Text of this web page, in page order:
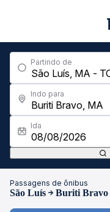
Partindo de
Indo para
Ida
Passagens de ônibus
São Luís Buriti Bravo